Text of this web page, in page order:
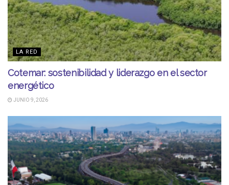
LA RED
Cotemar: sostenibilidad y liderazgo en el sector
energético
JUNIO 9, 2026